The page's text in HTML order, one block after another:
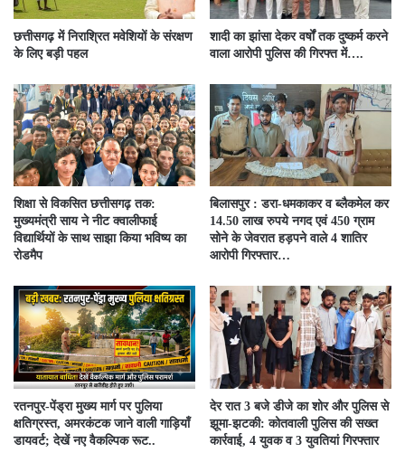
छत्तीसगढ़ में निराश्रित मवेशियों के संरक्षण
के लिए बड़ी पहल
शादी का झांसा देकर वर्षों तक दुष्कर्म करने
वाला आरोपी पुलिस की गिरफ्त में….
शिक्षा से विकसित छत्तीसगढ़ तक:
मुख्यमंत्री साय ने नीट क्वालीफाई
विद्यार्थियों के साथ साझा किया भविष्य का
रोडमैप
बिलासपुर : डरा-धमकाकर व ब्लैकमेल कर
14.50 लाख रुपये नगद एवं 450 ग्राम
सोने के जेवरात हड़पने वाले 4 शातिर
आरोपी गिरफ्तार…
रतनपुर-पेंड्रा मुख्य मार्ग पर पुलिया
क्षतिग्रस्त, अमरकंटक जाने वाली गाड़ियाँ
डायवर्ट; देखें नए वैकल्पिक रूट..
देर रात 3 बजे डीजे का शोर और पुलिस से
झूमा-झटकी: कोतवाली पुलिस की सख्त
कार्रवाई, 4 युवक व 3 युवतियां गिरफ्तार